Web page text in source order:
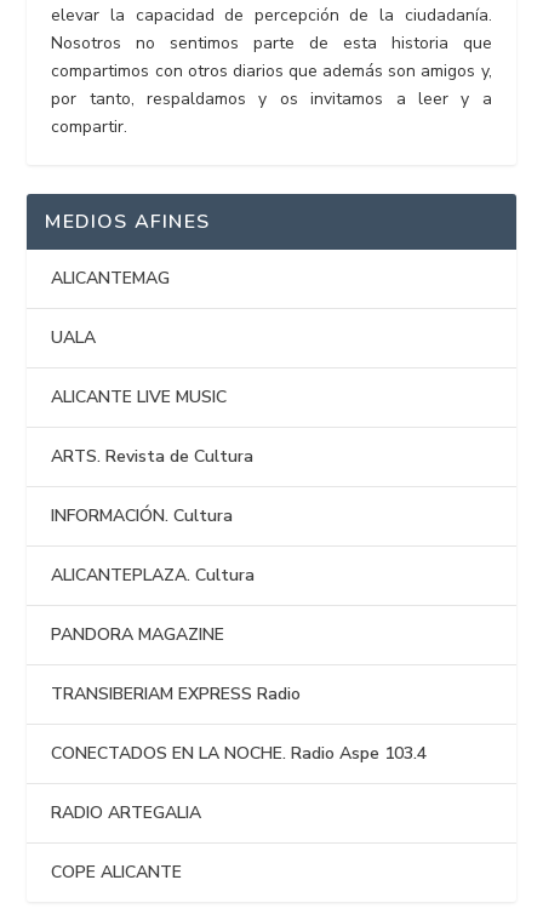
elevar la capacidad de percepción de la ciudadanía.
Nosotros no sentimos parte de esta historia que
compartimos con otros diarios que además son amigos y,
por tanto, respaldamos y os invitamos a leer y a
compartir.
MEDIOS AFINES
ALICANTEMAG
UALA
ALICANTE LIVE MUSIC
ARTS. Revista de Cultura
INFORMACIÓN. Cultura
ALICANTEPLAZA. Cultura
PANDORA MAGAZINE
TRANSIBERIAM EXPRESS Radio
CONECTADOS EN LA NOCHE. Radio Aspe 103.4
RADIO ARTEGALIA
COPE ALICANTE